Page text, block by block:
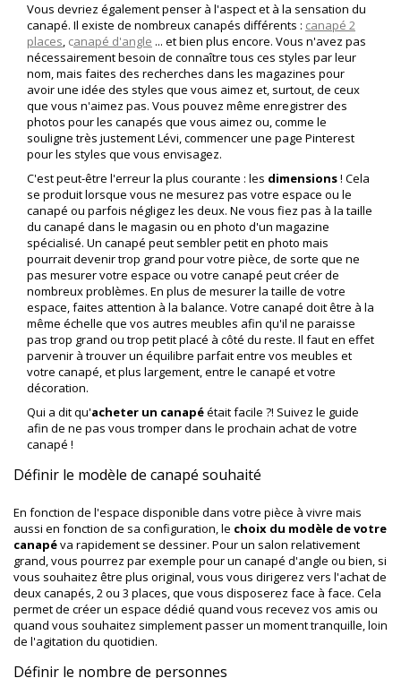
Vous devriez également penser à l'aspect et à la sensation du
canapé. Il existe de nombreux canapés différents : canapé 2
places, canapé d'angle ... et bien plus encore. Vous n'avez pas
nécessairement besoin de connaître tous ces styles par leur
nom, mais faites des recherches dans les magazines pour
avoir une idée des styles que vous aimez et, surtout, de ceux
que vous n'aimez pas. Vous pouvez même enregistrer des
photos pour les canapés que vous aimez ou, comme le
souligne très justement Lévi, commencer une page Pinterest
pour les styles que vous envisagez.
C'est peut-être l'erreur la plus courante : les dimensions! Cela
se produit lorsque vous ne mesurez pas votre espace ou le
canapé ou parfois négligez les deux. Ne vous fiez pas à la taille
du canapé dans le magasin ou en photo d'un magazine
spécialisé. Un canapé peut sembler petit en photo mais
pourrait devenir trop grand pour votre pièce, de sorte que ne
pas mesurer votre espace ou votre canapé peut créer de
nombreux problèmes. En plus de mesurer la taille de votre
espace, faites attention à la balance. Votre canapé doit être à la
même échelle que vos autres meubles afin qu'il ne paraisse
pas trop grand ou trop petit placé à côté du reste. Il faut en effet
parvenir à trouver un équilibre parfait entre vos meubles et
votre canapé, et plus largement, entre le canapé et votre
décoration.
Qui a dit qu'acheter un canapéétait facile ?! Suivez le guide
afin de ne pas vous tromper dans le prochain achat de votre
canapé !
Définir le modèle de canapé souhaité
En fonction de l'espace disponible dans votre pièce à vivre mais
aussi en fonction de sa configuration, le choix du modèle de votre
canapéva rapidement se dessiner. Pour un salon relativement
grand, vous pourrez par exemple pour un canapé d'angle ou bien, si
vous souhaitez être plus original, vous vous dirigerez vers l'achat de
deux canapés, 2 ou 3 places, que vous disposerez face à face. Cela
permet de créer un espace dédié quand vous recevez vos amis ou
quand vous souhaitez simplement passer un moment tranquille, loin
de l'agitation du quotidien.
Définir le nombre de personnes